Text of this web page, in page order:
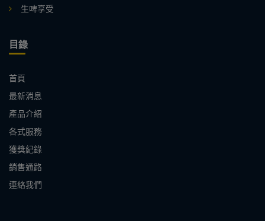
生啤享受
目錄
首頁
最新消息
產品介紹
各式服務
獲獎紀錄
銷售通路
連絡我們